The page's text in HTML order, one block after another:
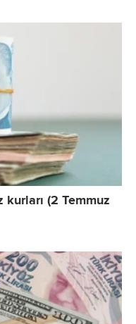
(2 Temmuz